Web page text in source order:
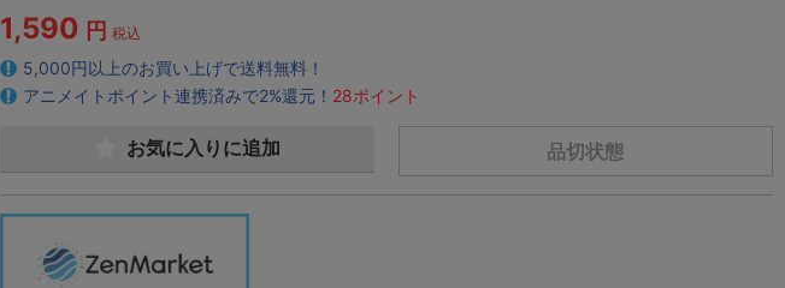
1,590 円 税込
5,000円以上のお買い上げで送料無料！
アニメイトポイント連携済みで2%還元！ 28ポイント
品切状態
お気に入りに追加